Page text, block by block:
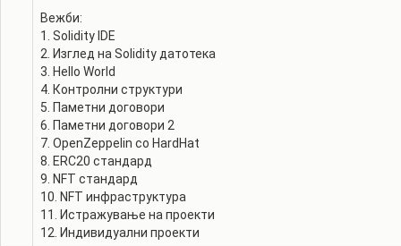
Вежби:
1. Solidity IDE
2. Изглед на Solidity датотека
3. Hello World
4. Контролни структури
5. Паметни договори
6. Паметни договори 2
7. OpenZeppelin со HardHat
8. ERC20 стандард
9. NFT стандард
10. NFT инфраструктура
11. Истражување на проекти